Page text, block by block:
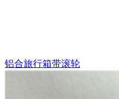
铝合旅行箱带滚轮